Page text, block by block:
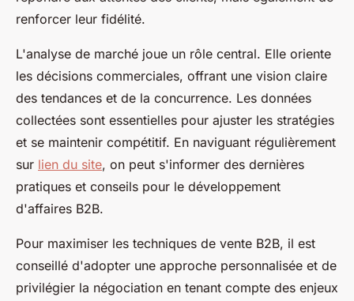
renforcer leur fidélité.
L'analyse de marché joue un rôle central. Elle oriente
les décisions commerciales, offrant une vision claire
des tendances et de la concurrence. Les données
collectées sont essentielles pour ajuster les stratégies
et se maintenir compétitif. En naviguant régulièrement
sur lien du site, on peut s'informer des dernières
pratiques et conseils pour le développement
d'affaires B2B.
Pour maximiser les techniques de vente B2B, il est
conseillé d'adopter une approche personnalisée et de
privilégier la négociation en tenant compte des enjeux